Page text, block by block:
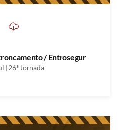
/ Entrosegur
| 26ª Jornada